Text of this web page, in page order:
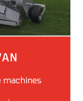
machines